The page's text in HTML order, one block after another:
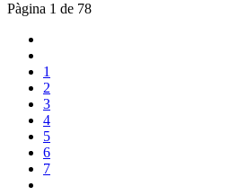
Pàgina 1 de 78
1
2
3
4
5
6
7